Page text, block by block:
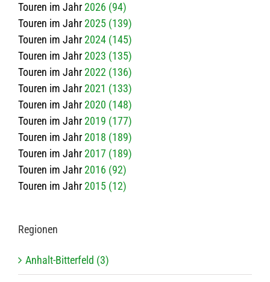
Touren im Jahr2026 (94)
Touren im Jahr2025 (139)
Touren im Jahr2024 (145)
Touren im Jahr2023 (135)
Touren im Jahr2022 (136)
Touren im Jahr2021 (133)
Touren im Jahr2020 (148)
Touren im Jahr2019 (177)
Touren im Jahr2018 (189)
Touren im Jahr2017 (189)
Touren im Jahr2016 (92)
Touren im Jahr2015 (12)
Regio­nen
Anhalt-Bitterfeld (3)